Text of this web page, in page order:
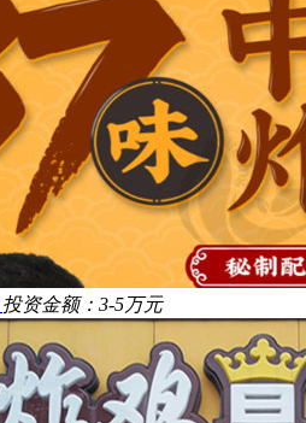
投资金额：3-5万元